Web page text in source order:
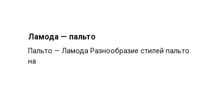
Ламода — пальто
Пальто — Ламода Разнообразие стилей пальто
на